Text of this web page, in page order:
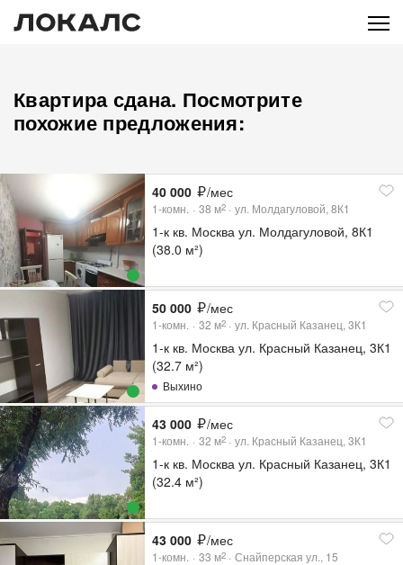
Квартира сдана. Посмотрите
похожие предложения:
40 000 /мес
1-комн. 38 м2 ул. Молдагуловой, 8К1
1-к кв. Москва ул. Молдагуловой, 8К1
(38.0 м²)
50 000 /мес
1-комн. 32 м2 ул. Красный Казанец, 3К1
1-к кв. Москва ул. Красный Казанец, 3К1
(32.7 м²)
Выхино
43 000 /мес
1-комн. 32 м2 ул. Красный Казанец, 3К1
1-к кв. Москва ул. Красный Казанец, 3К1
(32.4 м²)
43 000 /мес
1-комн. 33 м2 Снайперская ул., 15